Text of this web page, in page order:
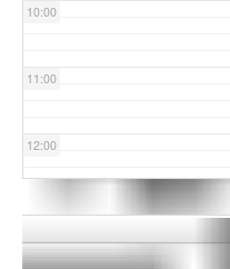
10:00
11:00
12:00
13:00